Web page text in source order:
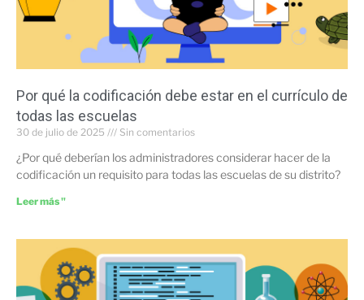
Por qué la codificación debe estar en el currículo de
todas las escuelas
30 de julio de 2025 Sin comentarios
¿Por qué deberían los administradores considerar hacer de la
codificación un requisito para todas las escuelas de su distrito?
Leer más "